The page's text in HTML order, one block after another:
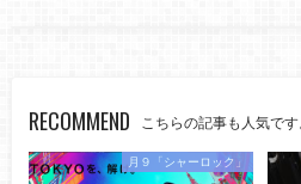
RECOMMEND こちらの記事も人気です
月９「シャーロック」